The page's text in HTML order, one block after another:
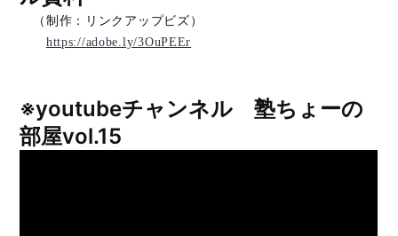
（制作：リンクアップビズ）
https://adobe.ly/3OuPEEr
※youtubeチャンネル 塾ちょーの
部屋vol.15